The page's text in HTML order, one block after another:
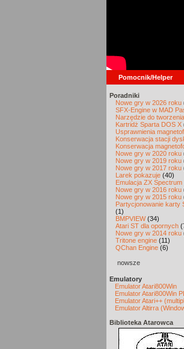
Pomocnik/Helper
Poradniki
Nowe gry w 2026 roku
SFX-Engine w MAD
Narzędzie do
Kartridż Sparta DOS X
Usprawnienia
Konserwacja stacji
Konserwacja
Nowe gry w 2020 roku
Nowe gry w 2019 roku
Nowe gry w 2017 roku
Larek pokazuje (40)
Emulacja ZX Spectrum
Nowe gry w 2016 roku
Nowe gry w 2015 roku
Partycjonowanie karty
(1)
BMPVIEW(34)
Atari ST dla opornych
Nowe gry w 2014 roku
Tritone engine (11)
QChan Engine (6)
nowsze
Emulatory
Emulator Atari800Win
Emulator Atari800Win
Emulator Atari++
Emulator Altirra
Biblioteka Atarowca